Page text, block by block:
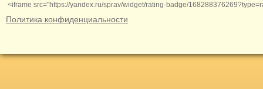
<iframe src="https://yandex.ru/sprav/widget/rating-badge/
Политика конфиденциальности